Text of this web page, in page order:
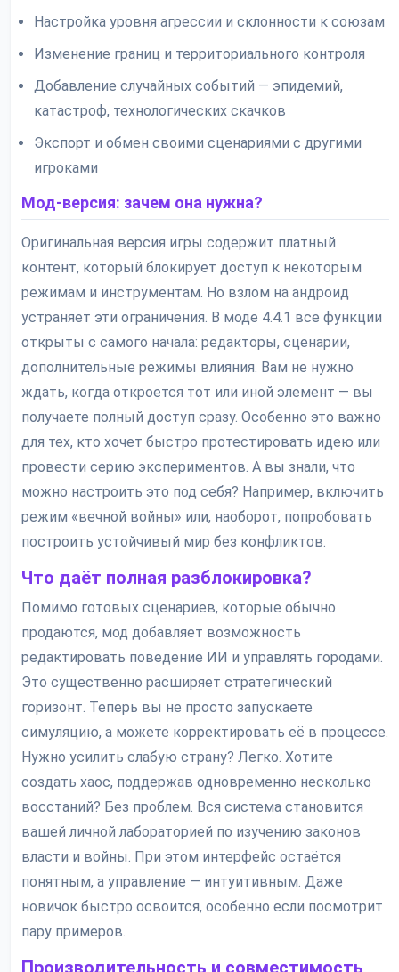
Настройка уровня агрессии и склонности к союзам
Изменение границ и территориального контроля
Добавление случайных событий — эпидемий,
катастроф, технологических скачков
Экспорт и обмен своими сценариями с другими
игроками
Мод-версия: зачем она нужна?
Оригинальная версия игры содержит платный
контент, который блокирует доступ к некоторым
режимам и инструментам. Но взлом на андроид
устраняет эти ограничения. В моде 4.4.1 все функции
открыты с самого начала: редакторы, сценарии,
дополнительные режимы влияния. Вам не нужно
ждать, когда откроется тот или иной элемент — вы
получаете полный доступ сразу. Особенно это важно
для тех, кто хочет быстро протестировать идею или
провести серию экспериментов. А вы знали, что
можно настроить это под себя? Например, включить
режим «вечной войны» или, наоборот, попробовать
построить устойчивый мир без конфликтов.
Что даёт полная разблокировка?
Помимо готовых сценариев, которые обычно
продаются, мод добавляет возможность
редактировать поведение ИИ и управлять городами.
Это существенно расширяет стратегический
горизонт. Теперь вы не просто запускаете
симуляцию, а можете корректировать её в процессе.
Нужно усилить слабую страну? Легко. Хотите
создать хаос, поддержав одновременно несколько
восстаний? Без проблем. Вся система становится
вашей личной лабораторией по изучению законов
власти и войны. При этом интерфейс остаётся
понятным, а управление — интуитивным. Даже
новичок быстро освоится, особенно если посмотрит
пару примеров.